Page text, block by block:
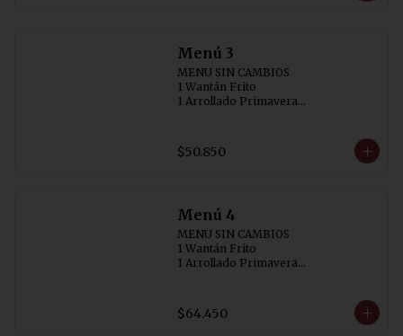
Menú 3
MENU SIN CAMBIOS
1 Wantán Frito
1 Arrollado Primavera
1 Pollo Chitén
3 Arroz Chaufán
$50.850
Menú 4
MENU SIN CAMBIOS
1 Wantán Frito
1 Arrollado Primavera
1 Pollo con  Champiñon
1 Arrollado de Marisco
$64.450